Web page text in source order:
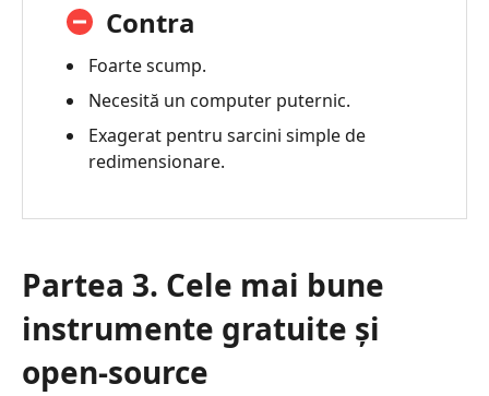
Contra
Foarte scump.
Necesită un computer puternic.
Exagerat pentru sarcini simple de
redimensionare.
Partea 3. Cele mai bune
instrumente gratuite și
open‑source